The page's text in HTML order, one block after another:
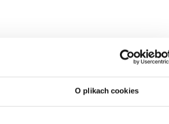
O plikach cookies